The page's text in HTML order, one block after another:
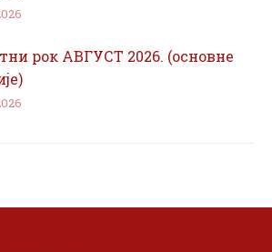
рок АВГУСТ 2026. (основне